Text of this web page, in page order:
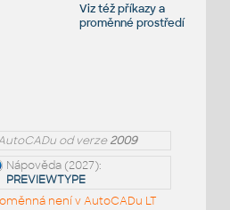
Viz téžpříkazya
proměnné prostředí
od verze2009
Nápověda (2027):
PREVIEWTYPE
není v AutoCADu LT